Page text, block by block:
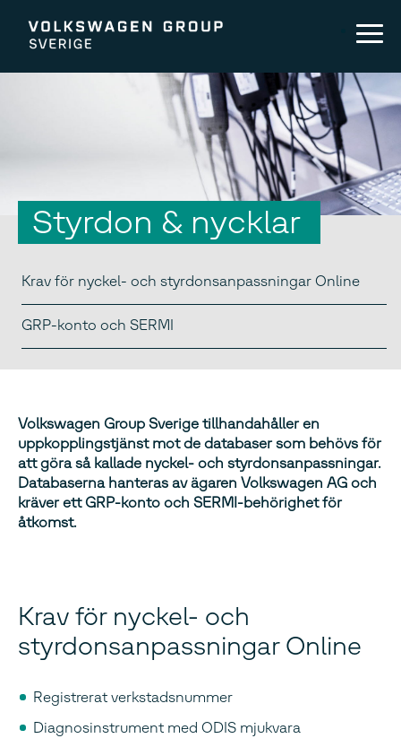
Styrdon & nycklar
Krav för nyckel- och styrdonsanpassningar Online
GRP-konto och SERMI
Volkswagen Group Sverige tillhandahåller en
uppkopplingstjänst mot de databaser som behövs för
att göra så kallade nyckel- och styrdonsanpassningar.
Databaserna hanteras av ägaren Volkswagen AG och
kräver ett GRP-konto och SERMI-behörighet för
åtkomst.
Krav för nyckel- och
styrdonsanpassningar Online
Registrerat verkstadsnummer
Diagnosinstrument med ODIS mjukvara